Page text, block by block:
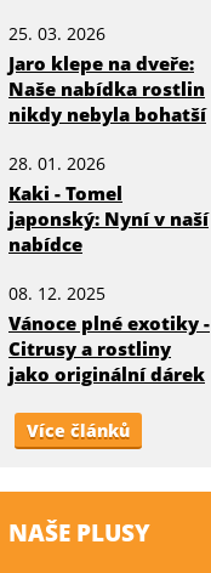
25. 03. 2026
Jaro klepe na dveře:
Naše nabídka rostlin
nikdy nebyla bohatší
28. 01. 2026
Kaki - Tomel
japonský: Nyní v naší
nabídce
08. 12. 2025
Vánoce plné exotiky -
Citrusy a rostliny
jako originální dárek
Více článků
NAŠE PLUSY